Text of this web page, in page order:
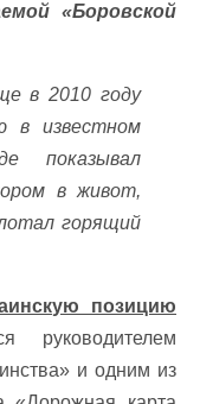
«Боровской
в 2010 году
в известном
показывал
в живот,
горящий
позицию
руководителем
и одним из